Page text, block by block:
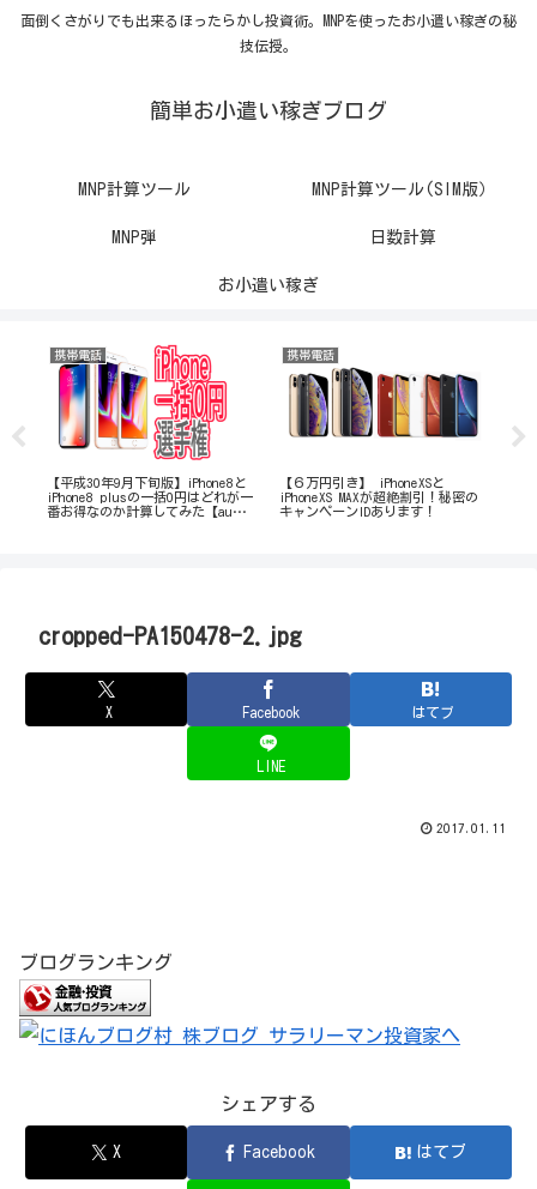
面倒くさがりでも出来るほったらかし投資術。MNPを使ったお小遣い稼ぎの秘
技伝授。
簡単お小遣い稼ぎブログ
MNP計算ツール MNP計算ツール(SIM版）
MNP弾 日数計算
お小遣い稼ぎ
携帯電話
【平成30年9月下旬版】iPhone8と
iPhone8 plusの一括0円はどれが一
番お得なのか計算してみた【au
携帯電話
【６万円引き】 iPhoneXSと
iPhoneXS MAXが超絶割引！秘密の
キャンペーンIDあります！
cropped-PA150478-2.jpg
X Facebook はてブ
LINE
2017.01.11
ブログランキング
シェアする
X Facebook はてブ